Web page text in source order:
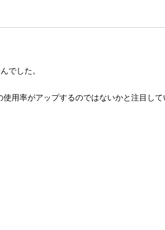
でした。
用率がアップするのではないかと注目し